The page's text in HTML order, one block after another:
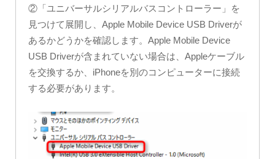
②「ユニバーサルシリアルバスコントローラー」を
見つけて展開し、Apple Mobile Device USB Driverが
あるかどうかを確認します。Apple Mobile Device
USB Driverが含まれていない場合は、Appleケーブル
を交換するか、iPhoneを別のコンピューターに接続
する必要があります。